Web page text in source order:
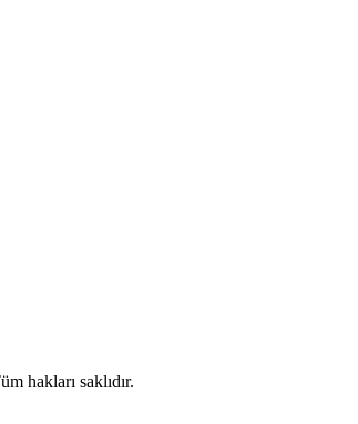
hakları saklıdır.